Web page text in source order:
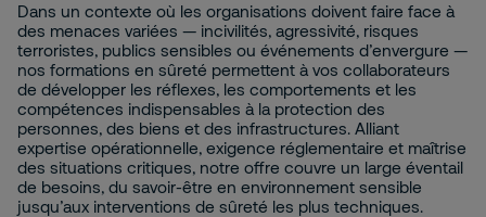
Dans un contexte où les organisations doivent faire face à
des menaces variées — incivilités, agressivité, risques
terroristes, publics sensibles ou événements d’envergure —
nos formations en sûreté permettent à vos collaborateurs
de développer les réflexes, les comportements et les
compétences indispensables à la protection des
personnes, des biens et des infrastructures. Alliant
expertise opérationnelle, exigence réglementaire et maîtrise
des situations critiques, notre offre couvre un large éventail
de besoins, du savoir-être en environnement sensible
jusqu’aux interventions de sûreté les plus techniques.